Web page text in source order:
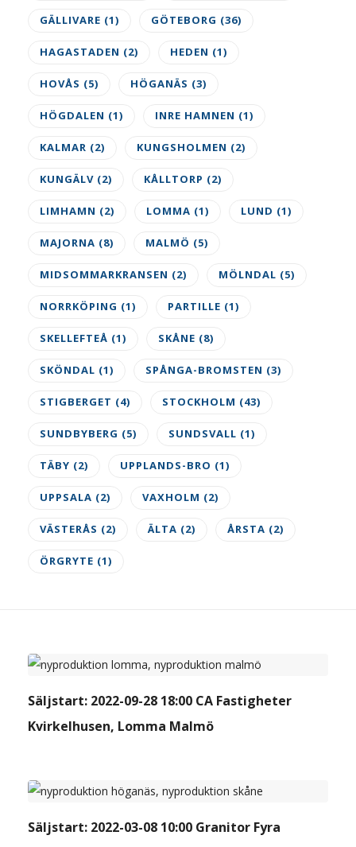
GÄLLIVARE (1) GÖTEBORG (36)
HAGASTADEN (2) HEDEN (1)
HOVÅS (5) HÖGANÄS (3)
HÖGDALEN (1) INRE HAMNEN (1)
KALMAR (2) KUNGSHOLMEN (2)
KUNGÄLV (2) KÅLLTORP (2)
LIMHAMN (2) LOMMA (1) LUND (1)
MAJORNA (8) MALMÖ (5)
MIDSOMMARKRANSEN (2) MÖLNDAL (5)
NORRKÖPING (1) PARTILLE (1)
SKELLEFTEÅ (1) SKÅNE (8)
SKÖNDAL (1) SPÅNGA-BROMSTEN (3)
STIGBERGET (4) STOCKHOLM (43)
SUNDBYBERG (5) SUNDSVALL (1)
TÄBY (2) UPPLANDS-BRO (1)
UPPSALA (2) VAXHOLM (2)
VÄSTERÅS (2) ÄLTA (2) ÅRSTA (2)
ÖRGRYTE (1)
Säljstart: 2022-09-28 18:00 CA Fastigheter
Kvirkelhusen, Lomma Malmö
Säljstart: 2022-03-08 10:00 Granitor Fyra